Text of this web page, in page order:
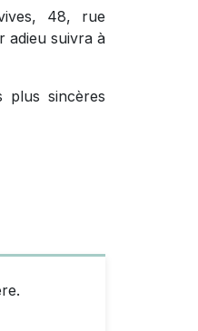
48, rue
adieu suivra à
plus sincères